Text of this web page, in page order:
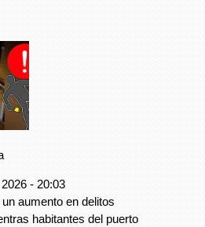
- 20:03
aumento en delitos
habitantes del puerto